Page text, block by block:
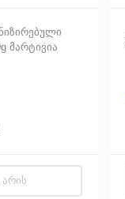
მარტივია
150სმ.